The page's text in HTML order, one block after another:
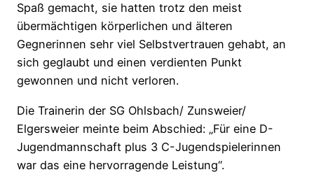
Spaß gemacht, sie hatten trotz den meist
übermächtigen körperlichen und älteren
Gegnerinnen sehr viel Selbstvertrauen gehabt, an
sich geglaubt und einen verdienten Punkt
gewonnen und nicht verloren.
Die Trainerin der SG Ohlsbach/ Zunsweier/
Elgersweier meinte beim Abschied: „Für eine D-
Jugendmannschaft plus 3 C-Jugendspielerinnen
war das eine hervorragende Leistung“.